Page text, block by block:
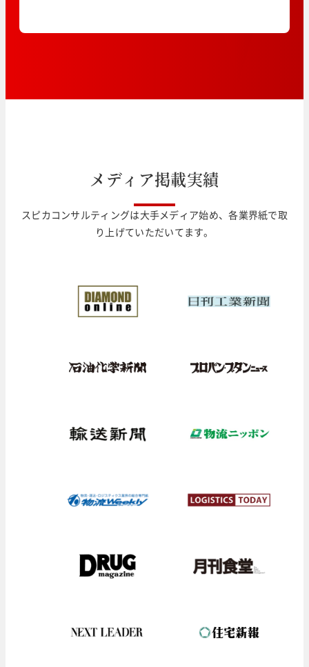
メ ディ ア掲載実績
スピカコンサルティングは大手メディア始め、各業界紙で取
り上げていただいてます。